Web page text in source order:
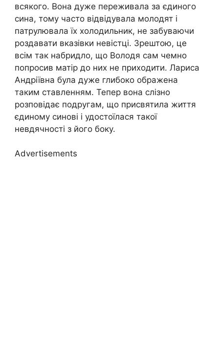
всякого. Вона дуже переживала за єдиного
сина, тому часто відвідувала молодят і
патрулювала їх холодильник, не забуваючи
роздавати вказівки невістці. Зрештою, це
всім так набридло, що Володя сам чемно
попросив матір до них не приходити. Лариса
Андріївна була дуже глибоко ображена
таким ставленням. Тепер вона слізно
розповідає подругам, що присвятила життя
єдиному синові і удостоїлася такої
невдячності з його боку.
Advertisements